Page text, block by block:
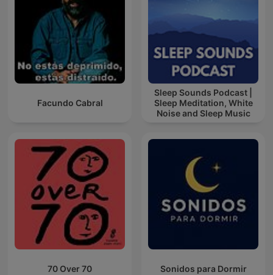
Facundo Cabral
Sleep Sounds Podcast |
Sleep Meditation, White
Noise and Sleep Music
70 Over 70 Sonidos para Dormir